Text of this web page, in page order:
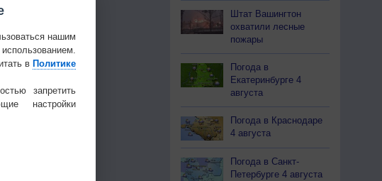
Штат Вашингтон
охватили лесные
пожары
Погода в
Екатеринбурге 4
августа
Погода в Краснодаре
4 августа
Погода в Санкт-
Петербурге 4 августа
нашим
в Политике
запретить
настройки